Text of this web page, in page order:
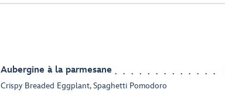
Aubergine à la parmesane
Crispy Breaded Eggplant, Spaghetti Pomodoro